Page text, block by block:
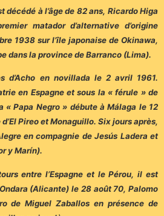
décédé à l’âge de 82 ans, Ricardo Higa
matador d’alternative d’origine
1938 sur l’île japonaise de Okinawa,
dans la province de Barranco (Lima).
d’Acho en novillada le 2 avril 1961.
en Espagne et sous la « férule » de
« Papa Negro » débute à Málaga le 12
Pireo et Monaguillo. Six jours après,
en compagnie de Jesús Ladera et
y Marín).
entre l’Espagne et le Pérou, il est
(Alicante) le 28 août 70, Palomo
de Miguel Zaballos en présence de